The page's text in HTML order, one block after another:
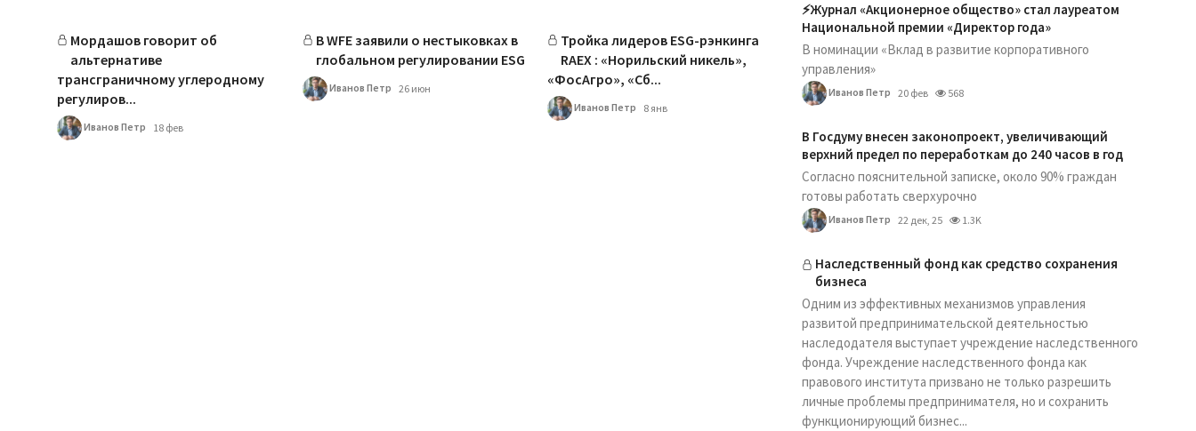
Мордашов говорит об
альтернативе
трансграничному углеродному
регулиров...
Иванов Петр 18 фев
В WFE заявили о нестыковках в
глобальном регулировании ESG
Иванов Петр 26 июн
Тройка лидеров ESG-рэнкинга
RAEX : «Норильский никель»,
«ФосАгро», «Сб...
Иванов Петр 8 янв
⚡️Журнал «Акционерное общество» стал лауреатом
Национальной премии «Директор года»
В номинации «Вклад в развитие корпоративного
управления»
Иванов Петр 20 фев 568
В Госдуму внесен законопроект, увеличивающий
верхний предел по переработкам до 240 часов в год
Согласно пояснительной записке, около 90% граждан
готовы работать сверхурочно
Иванов Петр 22 дек, 25 1.3K
Наследственный фонд как средство сохранения
бизнеса
Одним из эффективных механизмов управления
развитой предпринимательской деятельностью
наследодателя выступает учреждение наследственного
фонда. Учреждение наследственного фонда как
правового института призвано не только разрешить
личные проблемы предпринимателя, но и сохранить
функционирующий бизнес...